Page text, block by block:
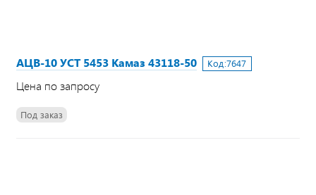
АЦВ-10 УСТ 5453 Камаз 43118-50 Код:7647
Цена по запросу
Под заказ